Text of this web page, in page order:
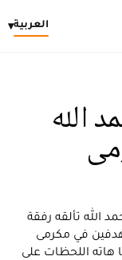
العربية▾
الله
الله تألقه رفقة
في مكرمى
هاته اللحظات على